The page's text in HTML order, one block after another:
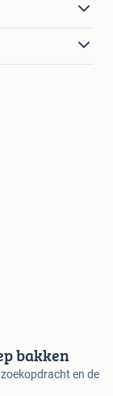
bakken
en de